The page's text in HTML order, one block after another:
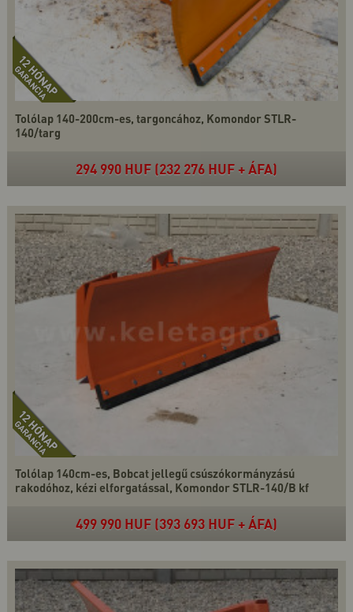
Tolólap 140-200cm-es, targoncához, Komondor STLR-
140/targ
294 990 HUF (232 276 HUF + ÁFA)
Tolólap 140cm-es, Bobcat jellegű csúszókormányzású
rakodóhoz, kézi elforgatással, Komondor STLR-140/B kf
499 990 HUF (393 693 HUF + ÁFA)